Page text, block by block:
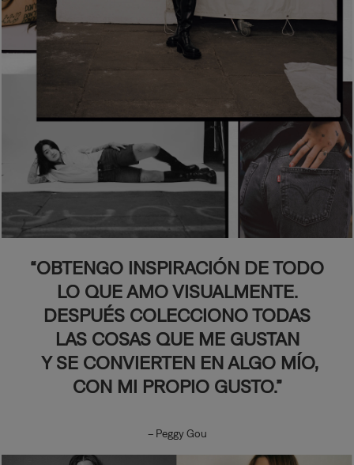
“OBTENGO INSPIRACIÓN DE TODO
LO QUE AMO VISUALMENTE.
DESPUÉS COLECCIONO TODAS
LAS COSAS QUE ME GUSTAN
Y SE CONVIERTEN EN ALGO MÍO,
CON MI PROPIO GUSTO.”
– Peggy Gou